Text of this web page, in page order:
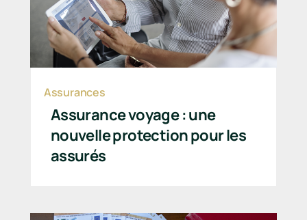
Assurance voyage : une
nouvelle protection pour les
assurés
Assurances